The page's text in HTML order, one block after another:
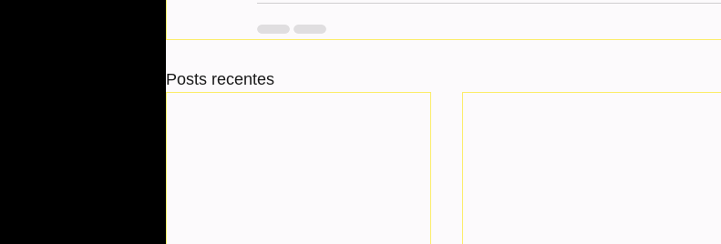
Posts recentes